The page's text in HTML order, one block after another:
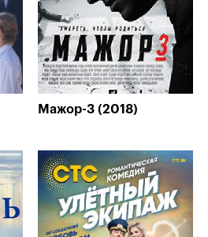
Мажор-3 (2018)